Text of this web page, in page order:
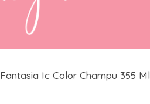
Fantasia Ic Color Champu 355 Ml